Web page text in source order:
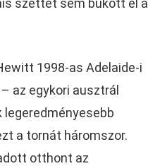
1998-as Adelaide-i
az egykori ausztrál
a tornát háromszor.
otthont az